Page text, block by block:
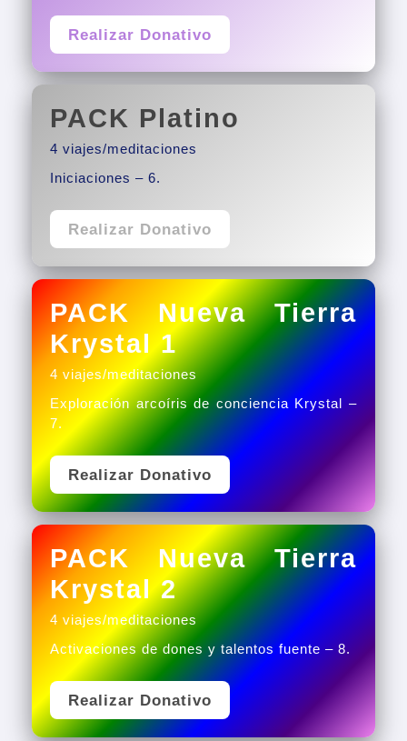
Realizar Donativo
PACK Platino
4 viajes/meditaciones
Iniciaciones – 6.
Realizar Donativo
PACK Nueva Tierra
Krystal 1
4 viajes/meditaciones
Exploración arcoíris de conciencia Krystal –
7.
Realizar Donativo
PACK Nueva Tierra
Krystal 2
4 viajes/meditaciones
Activaciones de dones y talentos fuente – 8.
Realizar Donativo